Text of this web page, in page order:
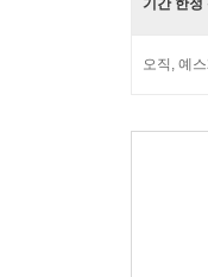
기간 한정
오직, 예